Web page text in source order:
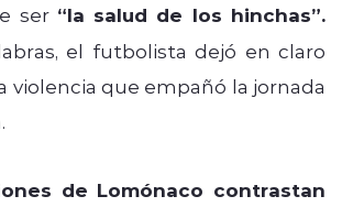
ser “la salud de los hinchas”.
el futbolista dejó en claro
violencia que empañó la jornada
de Lomónaco contrastan